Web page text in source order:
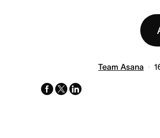
Team Asana
facebook
x-
linkedin